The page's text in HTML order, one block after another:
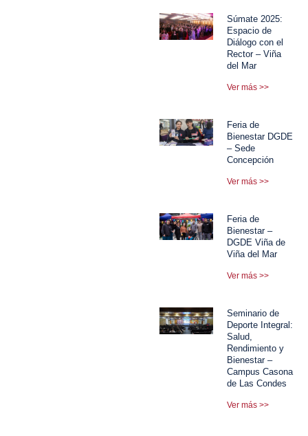
Súmate 2025:
Espacio de
Diálogo con el
Rector – Viña
del Mar
Ver más >>
Feria de
Bienestar DGDE
– Sede
Concepción
Ver más >>
Feria de
Bienestar –
DGDE Viña de
Viña del Mar
Ver más >>
Seminario de
Deporte Integral:
Salud,
Rendimiento y
Bienestar –
Campus Casona
de Las Condes
Ver más >>